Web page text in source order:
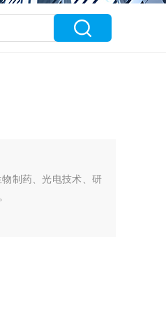
制药、光电技术、研